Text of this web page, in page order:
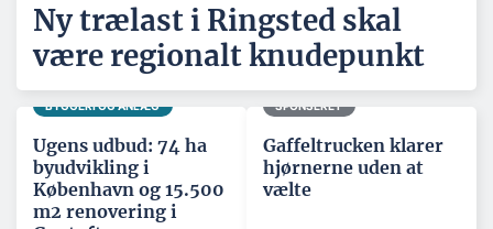
Ny trælast i Ringsted skal
være regionalt knudepunkt
BYGGERI OG ANLÆG
Ugens udbud: 74 ha
byudvikling i
København og 15.500
m2 renovering i
SPONSERET
Gaffeltrucken klarer
hjørnerne uden at
vælte